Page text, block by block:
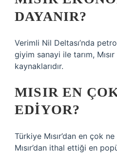
DAYANIR?
Verimli Nil Deltası’nda
giyim sanayi ile tarım,
kaynaklarıdır.
MISIR EN
EDIYOR?
Türkiye Mısır’dan en çok
Mısır’dan ithal ettiği en